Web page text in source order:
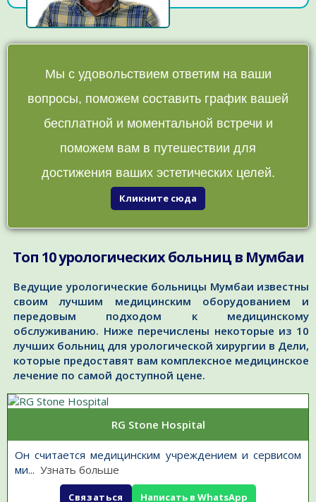
Мы с удовольствием ответим на ваши
вопросы, поможем составить график вашей
бесплатной и моментальной встречи и
поможем вам в путешествии для
достижения ваших эстетических целей.
Кликните сюда
Топ 10 урологических больниц в Мумбаи
Ведущие урологические больницы Мумбаи известны
своим лучшим медицинским оборудованием и
передовым подходом к медицинскому
обслуживанию. Ниже перечислены некоторые из 10
лучших больниц для урологической хирургии в Дели,
которые предоставят вам комплексное медицинское
лечение по самой доступной цене.
RG Stone Hospital
Он считается медицинским учреждением и сервисом
ми... Узнать больше
Связаться Написать в WhatsApp